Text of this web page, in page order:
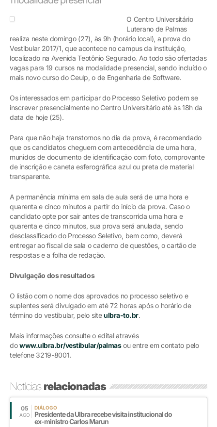
O Centro Universitário
Luterano de Palmas
realiza neste domingo (27), às 9h (horário local), a prova do
Vestibular 2017/1, que acontece no campus da instituição,
localizado na Avenida Teotônio Segurado. Ao todo são ofertadas
vagas para 19 cursos na modalidade presencial, sendo incluído o
mais novo curso do Ceulp, o de Engenharia de Software.
Os interessados em participar do Processo Seletivo podem se
inscrever presencialmente no Centro Universitário até às 18h da
data de hoje (25).
Para que não haja transtornos no dia da prova, é recomendado
que os candidatos cheguem com antecedência de uma hora,
munidos de documento de identificação com foto, comprovante
de inscrição e caneta esferográfica azul ou preta de material
transparente.
A permanência mínima em sala de aula será de uma hora e
quarenta e cinco minutos a partir do início da prova. Caso o
candidato opte por sair antes de transcorrida uma hora e
quarenta e cinco minutos, sua prova será anulada, sendo
desclassificado do Processo Seletivo, bem como, deverá
entregar ao fiscal de sala o caderno de questões, o cartão de
respostas e a folha de redação.
Divulgação dos resultados
O listão com o nome dos aprovados no processo seletivo e
suplentes será divulgado em até 72 horas após o horário de
término do vestibular, pelo siteulbra-to.br.
Mais informações consulte o edital através
dowww.ulbra.br/vestibular/palmasou entre em contato pelo
telefone 3219-8001.
Notíciasrelacionadas
05
AGO
DIÁLOGO
Presidente da Ulbra recebe visita institucional do
ex-ministro Carlos Marun